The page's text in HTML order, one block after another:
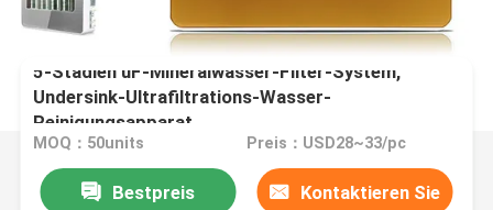
5-Stadien uF-Mineralwasser-Filter-System,
Undersink-Ultrafiltrations-Wasser-
Reinigungsapparat
MOQ：50units Preis：USD28~33/pc
Bestpreis Kontaktieren Sie